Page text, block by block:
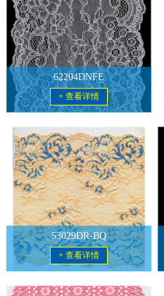
62204DNFE
+ 查看详情
53029DR-BQ
+ 查看详情